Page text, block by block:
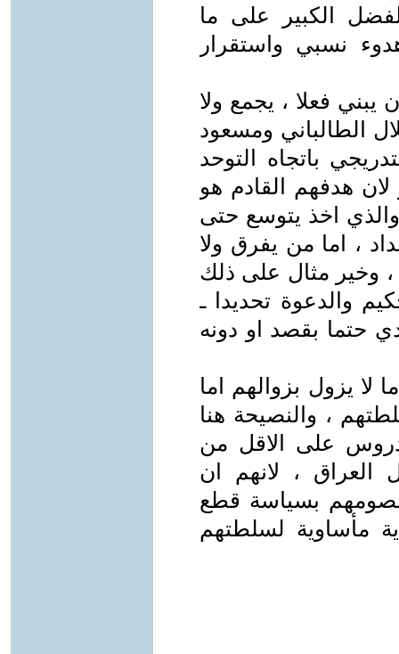
الكبير على ما
نسبي واستقرار
يبني فعلا ، يجمع ولا
الطالباني ومسعود
باتجاه التوحد
هدفهم القادم هو
اخذ يتوسع حتى
، اما من يفرق ولا
، وخير مثال على ذلك
والدعوة تحديدا ـ
حتما بقصد او دونه
لا يزول بزوالهم اما
، والنصيحة هنا
على الاقل من
، لانهم ان
خصومهم بسياسة قطع
مأساوية لسلطتهم